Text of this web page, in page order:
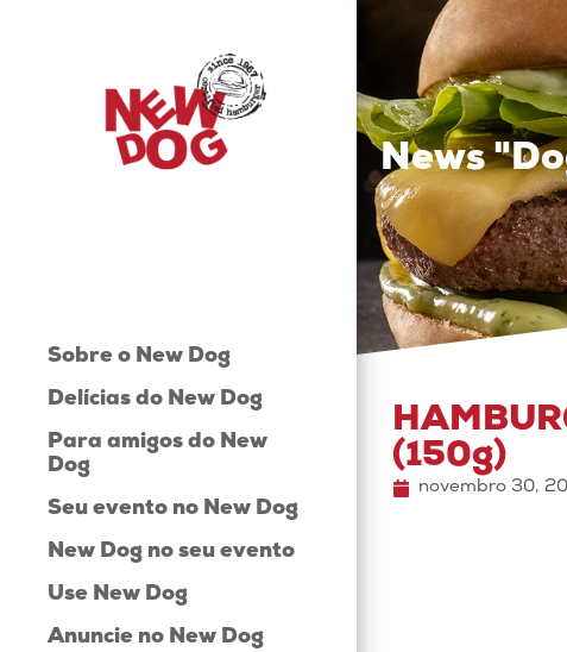
Sobre o New Dog
Delícias do New Dog
Para amigos do New
Dog
Seu evento no New Dog
New Dog no seu evento
Use New Dog
Anuncie no New Dog
News
(150g)
novembro 30,